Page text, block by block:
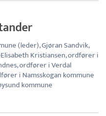
(leder), Gjøran Sandvik,
Kristiansen, ordfører i
ordfører i Verdal
i Namsskogan kommune
kommune